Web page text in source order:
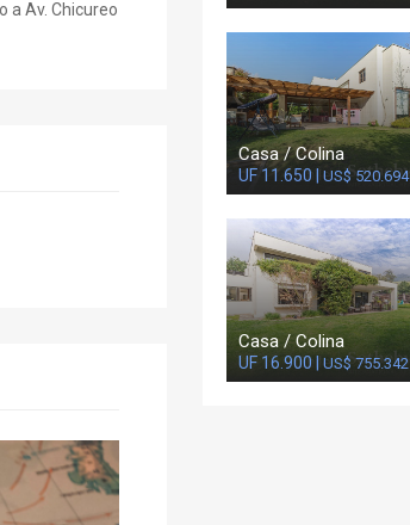
a Av. Chicureo
Casa / Colina
UF 11.650 | US$ 520.694
Casa / Colina
UF 16.900 | US$ 755.342